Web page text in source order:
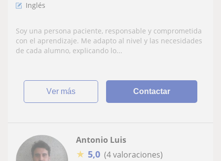
Inglés
Soy una persona paciente, responsable y comprometida
con el aprendizaje. Me adapto al nivel y las necesidades
de cada alumno, explicando lo...
ver más Contactar
Antonio Luis
★ 5,0 (4 valoraciones)